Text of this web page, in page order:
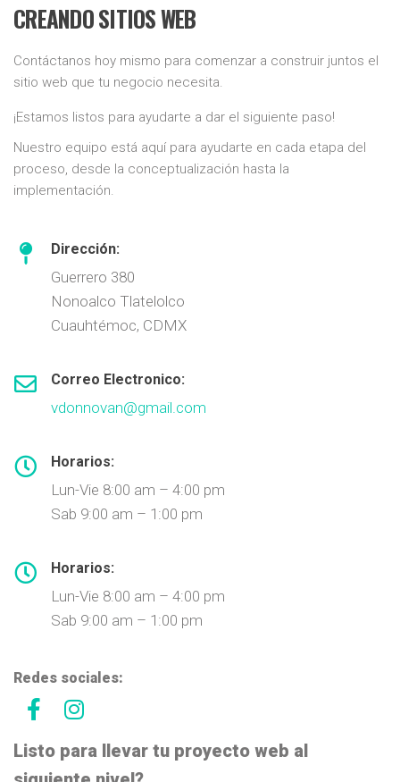
CREANDO SITIOS WEB
Contáctanos hoy mismo para comenzar a construir juntos el
sitio web que tu negocio necesita.
¡Estamos listos para ayudarte a dar el siguiente paso!
Nuestro equipo está aquí para ayudarte en cada etapa del
proceso, desde la conceptualización hasta la
implementación.
Dirección:
Guerrero 380
Nonoalco Tlatelolco
Cuauhtémoc, CDMX
Correo Electronico:
vdonnovan@gmail.com
Horarios:
Lun-Vie 8:00 am – 4:00 pm
Sab 9:00 am – 1:00 pm
Horarios:
Lun-Vie 8:00 am – 4:00 pm
Sab 9:00 am – 1:00 pm
Redes sociales:
Listo para llevar tu proyecto web al